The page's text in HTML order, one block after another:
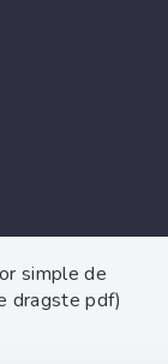
simple de
dragste pdf)